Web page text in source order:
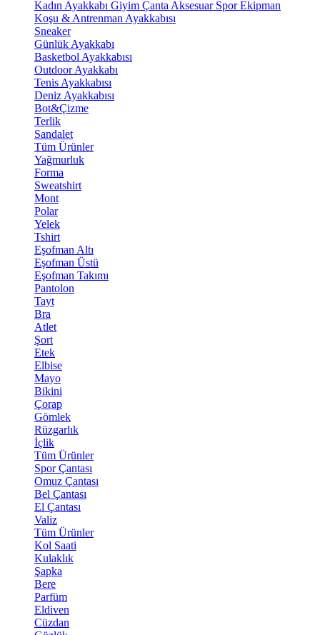
Kadın Ayakkabı Giyim Çanta Aksesuar Spor Ekipman
Koşu & Antrenman Ayakkabısı
Sneaker
Günlük Ayakkabı
Basketbol Ayakkabısı
Outdoor Ayakkabı
Tenis Ayakkabısı
Deniz Ayakkabısı
Bot&Çizme
Terlik
Sandalet
Tüm Ürünler
Yağmurluk
Forma
Sweatshirt
Mont
Polar
Yelek
Tshirt
Eşofman Altı
Eşofman Üstü
Eşofman Takımı
Pantolon
Tayt
Bra
Atlet
Şort
Etek
Elbise
Mayo
Bikini
Çorap
Gömlek
Rüzgarlık
İçlik
Tüm Ürünler
Spor Çantası
Omuz Çantası
Bel Çantası
El Çantası
Valiz
Tüm Ürünler
Kol Saati
Kulaklık
Şapka
Bere
Parfüm
Eldiven
Cüzdan